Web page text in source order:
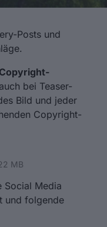
Posts und
bei Teaser-
Bild und jeder
Copyright-
MB
Social Media
und folgende